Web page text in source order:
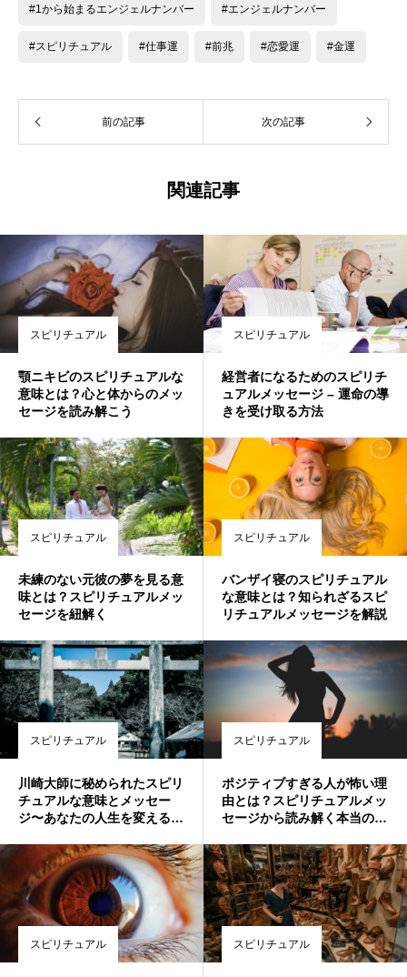
#1から始まるエンジェルナンバー #エンジェルナンバー
#スピリチュアル #仕事運 #前兆 #恋愛運 #金運
前の記事 次の記事
関連記事
スピリチュアル
顎ニキビのスピリチュアルな
意味とは？心と体からのメッ
セージを読み解こう
スピリチュアル
経営者になるためのスピリチ
ュアルメッセージ – 運命の導
きを受け取る方法
スピリチュアル
未練のない元彼の夢を見る意
味とは？スピリチュアルメッ
セージを紐解く
スピリチュアル
バンザイ寝のスピリチュアル
な意味とは？知られざるスピ
リチュアルメッセージを解説
スピリチュアル
川崎大師に秘められたスピリ
チュアルな意味とメッセー
ジ〜あなたの人生を変える神
スピリチュアル
ポジティブすぎる人が怖い理
由とは？スピリチュアルメッ
セージから読み解く本当の意
スピリチュアル スピリチュアル